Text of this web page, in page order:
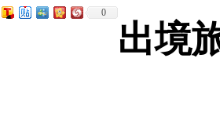
0
出境